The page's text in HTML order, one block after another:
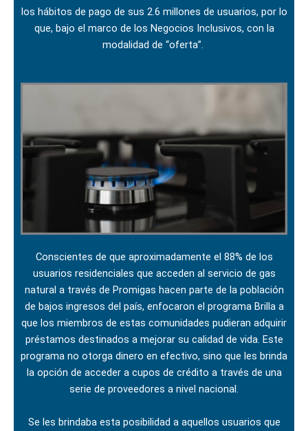
los hábitos de pago de sus 2.6 millones de usuarios, por lo
que, bajo el marco de los Negocios Inclusivos, con la
modalidad de “oferta”.
Conscientes de que aproximadamente el 88% de los
usuarios residenciales que acceden al servicio de gas
natural a través de Promigas hacen parte de la población
de bajos ingresos del país, enfocaron el programa Brilla a
que los miembros de estas comunidades pudieran adquirir
préstamos destinados a mejorar su calidad de vida. Este
programa no otorga dinero en efectivo, sino que les brinda
la opción de acceder a cupos de crédito a través de una
serie de proveedores a nivel nacional.
Se les brindaba esta posibilidad a aquellos usuarios que